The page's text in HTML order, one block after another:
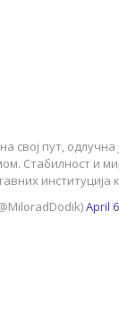
свој пут,
Стабилност и
April